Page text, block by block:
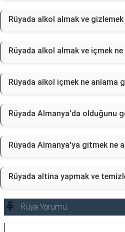
Rüyada alkol almak ve gizlemek
Rüyada alkol almak ve içmek ne
Rüyada alkol içmek ne anlama
Rüyada Almanya'da olduğunu
Rüyada Almanya'ya gitmek ne
Rüyada altina yapmak ve
Rüya Yorumu